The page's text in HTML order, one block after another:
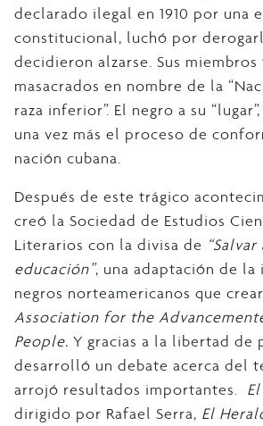
declarado ilegal en 1910 por una
constitucional, luchó por
decidieron alzarse. Sus
masacrados en nombre de la
raza inferior”. El negro a su
una vez más el proceso de
nación cubana.
Después de este trágico
creó la Sociedad de Estudios
Literarios con la divisa de
educación”, una adaptación de la
negros norteamericanos que
Association for the
People. Y gracias a la libertad de
desarrolló un debate acerca del
arrojó resultados importantes.
dirigido por Rafael Serra, El